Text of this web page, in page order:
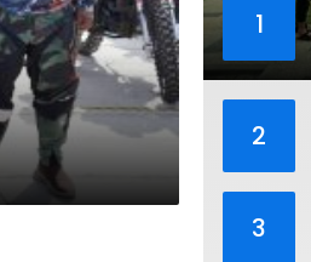
1
2
3